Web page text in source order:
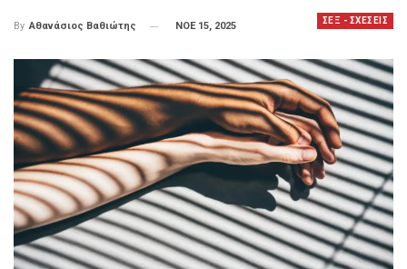
ΣΕΞ - ΣΧΕΣΕΙΣ
By Αθανάσιος Βαθιώτης ΝΟΕ 15, 2025